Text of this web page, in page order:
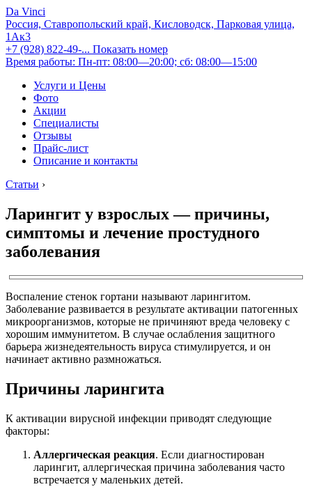
Da Vinci
Россия, Ставропольский край, Кисловодск, Парковая улица,
1Ак3
+7 (928) 822-49-... Показать номер
Время работы: Пн-пт: 08:00—20:00; сб: 08:00—15:00
Услуги и Цены
Фото
Акции
Специалисты
Отзывы
Прайс-лист
Описание и контакты
Статьи ›
Ларингит у взрослых — причины,
симптомы и лечение простудного
заболевания
Воспаление стенок гортани называют ларингитом.
Заболевание развивается в результате активации патогенных
микроорганизмов, которые не причиняют вреда человеку с
хорошим иммунитетом. В случае ослабления защитного
барьера жизнедеятельность вируса стимулируется, и он
начинает активно размножаться.
Причины ларингита
К активации вирусной инфекции приводят следующие
факторы:
Аллергическая реакция. Если диагностирован
ларингит, аллергическая причина заболевания часто
встречается у маленьких детей.